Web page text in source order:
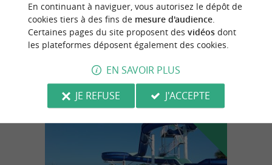
n
o
t
r
e
c
o
u
p
d
e
c
o
e
u
r
En continuant à naviguer, vous autorisez le dépôt de
cookies tiers à des fins de mesure d'audience.
Certaines pages du site proposent des vidéosdont
les plateformes déposent également des cookies.
EN SAVOIR PLUS
JE REFUSE
J'ACCEPTE